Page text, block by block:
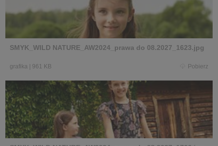
SMYK_WILD NATURE_AW2024_prawa do 08.2027_1623.jpg
grafika 961 KB Pobierz